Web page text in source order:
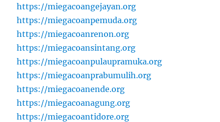
https://miegacoangejayan.org
https://miegacoanpemuda.org
https://miegacoanrenon.org
https://miegacoansintang.org
https://miegacoanpulaupramuka.org
https://miegacoanprabumulih.org
https://miegacoanende.org
https://miegacoanagung.org
https://miegacoantidore.org